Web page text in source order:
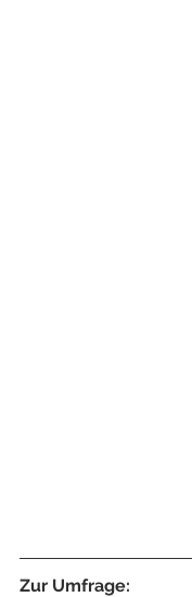
Zur Umfrage: